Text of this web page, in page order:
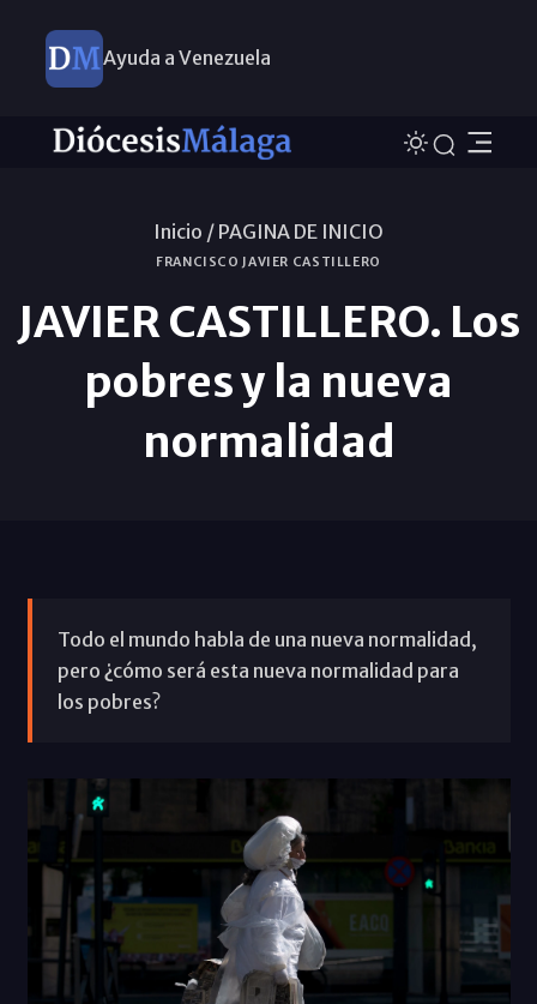
Ayuda a Venezuela
Inicio / PAGINA DE INICIO
FRANCISCO JAVIER CASTILLERO
JAVIER CASTILLERO. Los
pobres y la nueva
normalidad
Todo el mundo habla de una nueva normalidad,
pero ¿cómo será esta nueva normalidad para
los pobres?